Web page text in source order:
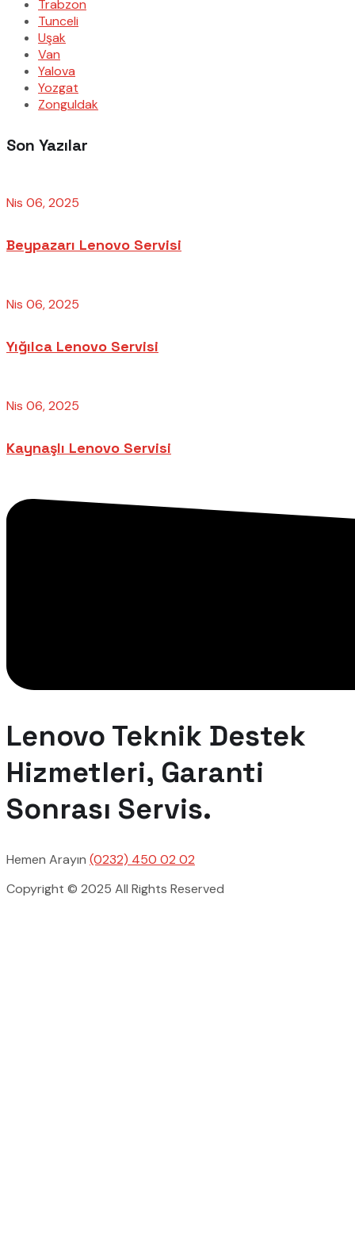
Trabzon
Tunceli
Uşak
Van
Yalova
Yozgat
Zonguldak
Son Yazılar
Nis 06, 2025
Beypazarı Lenovo Servisi
Nis 06, 2025
Yığılca Lenovo Servisi
Nis 06, 2025
Kaynaşlı Lenovo Servisi
Lenovo Teknik Destek
Hizmetleri, Garanti
Sonrası Servis.
Hemen Arayın (0232) 450 02 02
Copyright © 2025 All Rights Reserved